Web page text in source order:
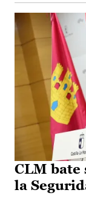
CLM
la